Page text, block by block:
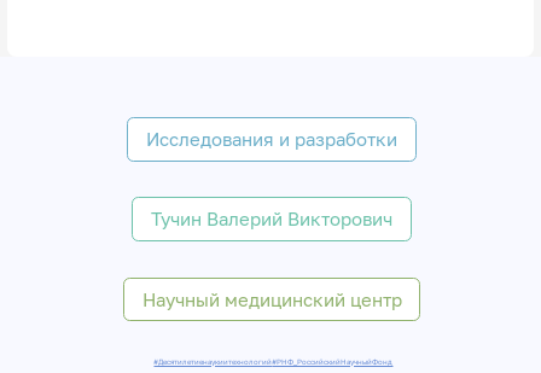
Исследования и разработки
Тучин Валерий Викторович
Научный медицинский центр
#Десятилетиенаукиитехнологий#РНФ_РоссийскийНаучныйФонд